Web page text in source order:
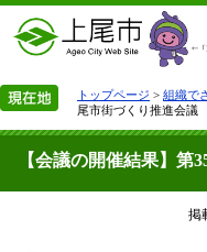
トップページ > 組織で
尾市街づくり推進会議
【会議の開催結果】第
掲